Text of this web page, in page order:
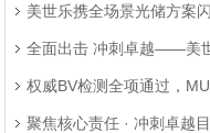
题 美世乐携全场景光储方案
全面出击 冲刺卓越——美
权威BV检测全项通过，
聚焦核心责任 · 冲刺卓